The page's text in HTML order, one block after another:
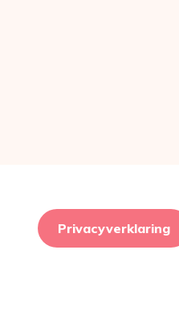
Privacyverklaring